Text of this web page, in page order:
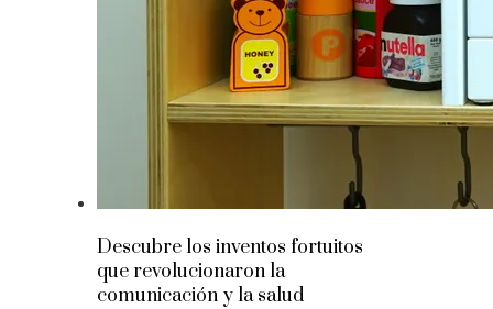
Descubre los inventos fortuitos
que revolucionaron la
comunicación y la salud